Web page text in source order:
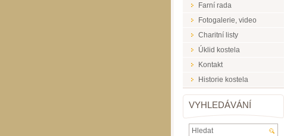
Farní rada
Fotogalerie, video
Charitní listy
Úklid kostela
Kontakt
Historie kostela
VYHLEDÁVÁNÍ